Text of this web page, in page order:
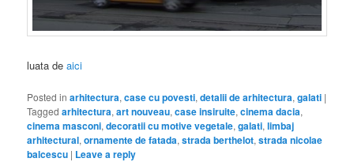
luata deaici
Posted in arhitectura,case cu povesti,detalii de arhitectura,galati |
Tagged arhitectura,art nouveau,case insiruite,cinema dacia,
cinema masconi,decoratii cu motive vegetale,galati,limbaj
arhitectural,ornamente de fatada,strada berthelot,strada nicolae
balcescu | Leave a reply